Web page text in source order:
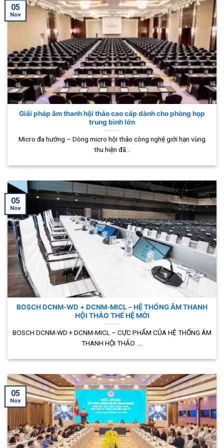
Giải pháp âm thanh hội thảo cao cấp dành cho phòng họp
trung bình lớn
Micro đa hướng – Dòng micro hội thảo công nghệ giới hạn vùng
thu hiện đã...
05
Nov
BOSCH DCNM-WD + DCNM-MICL – HỆ THỐNG ÂM THANH
HỘI THẢO THẾ HỆ MỚI
BOSCH DCNM-WD + DCNM-MICL – CỰC PHẨM CỦA HỆ THỐNG ÂM
THANH HỘI THẢO ...
05
Nov
05
Nov